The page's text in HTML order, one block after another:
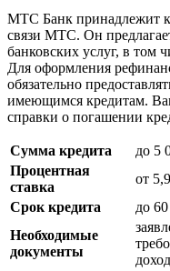
МТС Банк принадлежит
связи МТС. Он
банковских услуг, в том
Для оформления
обязательно
имеющимся кредитам.
справки о погашении
Сумма кредита
до 5
Процентная
ставка
от
Срок кредита
до
Необходимые
документы